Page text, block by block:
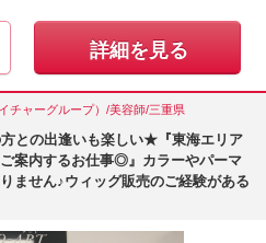
詳細を見る
チャーグループ）/美容師/三重県
との出逢いも楽しい★『東海エリア
案内するお仕事◎』カラーやパーマ
ません♪ウィッグ販売のご経験がある